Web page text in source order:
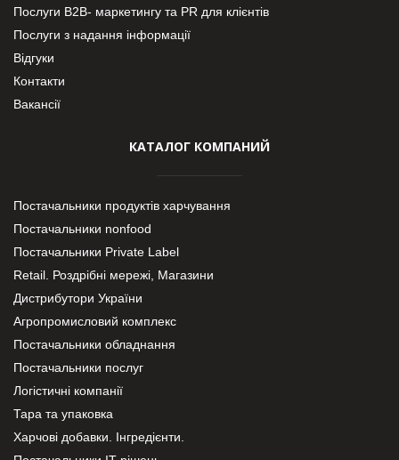
Послуги В2В- маркетингу та PR для клієнтів
Послуги з надання інформації
Відгуки
Контакти
Вакансії
КАТАЛОГ КОМПАНИЙ
Постачальники продуктів харчування
Постачальники nonfood
Постачальники Private Label
Retail. Роздрібні мережі, Магазини
Дистрибутори України
Агропромисловий комплекс
Постачальники обладнання
Постачальники послуг
Логістичні компанії
Тара та упаковка
Харчові добавки. Інгредієнти.